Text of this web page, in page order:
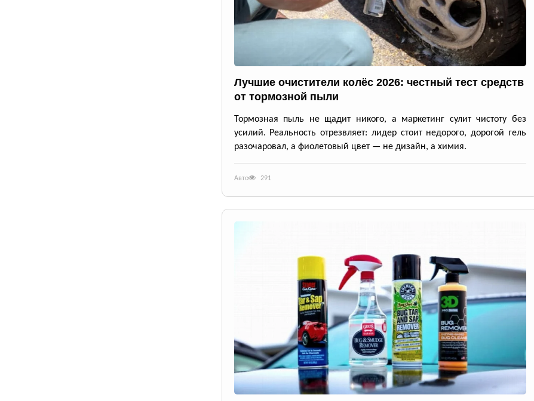
Лучшие очистители колёс 2026: честный тест средств
от тормозной пыли
Тормозная пыль не щадит никого, а маркетинг сулит чистоту без
усилий. Реальность отрезвляет: лидер стоит недорого, дорогой гель
разочаровал, а фиолетовый цвет — не дизайн, а химия.
Авто 291